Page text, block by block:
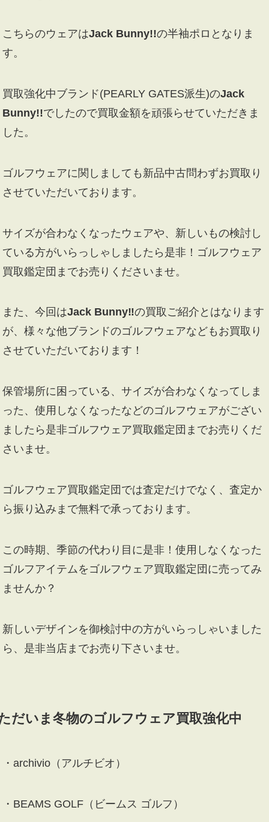
こちらのウェアはJack Bunny!!の半袖ポロとなりま
す。
買取強化中ブランド(PEARLY GATES派生)のJack
Bunny!!でしたので買取金額を頑張らせていただきま
した。
ゴルフウェアに関しましても新品中古問わずお買取り
させていただいております。
サイズが合わなくなったウェアや、新しいもの検討し
ている方がいらっしゃしましたら是非！ゴルフウェア
買取鑑定団までお売りくださいませ。
また、今回はJack Bunny‼の買取ご紹介とはなります
が、様々な他ブランドのゴルフウェアなどもお買取り
させていただいております！
保管場所に困っている、サイズが合わなくなってしま
った、使用しなくなったなどのゴルフウェアがござい
ましたら是非ゴルフウェア買取鑑定団までお売りくだ
さいませ。
ゴルフウェア買取鑑定団では査定だけでなく、査定か
ら振り込みまで無料で承っております。
この時期、季節の代わり目に是非！使用しなくなった
ゴルフアイテムをゴルフウェア買取鑑定団に売ってみ
ませんか？
新しいデザインを御検討中の方がいらっしゃいました
ら、是非当店までお売り下さいませ。
だいま冬物のゴルフウェア買取強化中
・archivio（アルチビオ）
・BEAMS GOLF（ビームス ゴルフ）